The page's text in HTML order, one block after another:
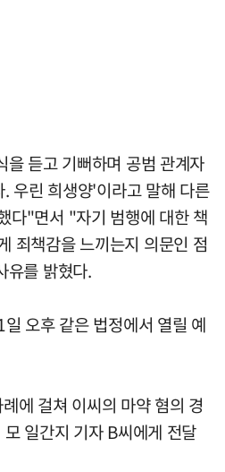
듣고 기뻐하며 공범 관계자
우린 희생양'이라고 말해 다른
다"면서 "자기 범행에 대한 책
죄책감을 느끼는지 의문인 점
유를 밝혔다.
오후 같은 법정에서 열릴 예
에 걸쳐 이씨의 마약 혐의 경
일간지 기자 B씨에게 전달